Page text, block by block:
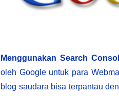
Menggunakan Search
oleh Google untuk para
blog saudara bisa terpantau